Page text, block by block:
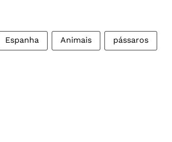
Espanha Animais pássaros